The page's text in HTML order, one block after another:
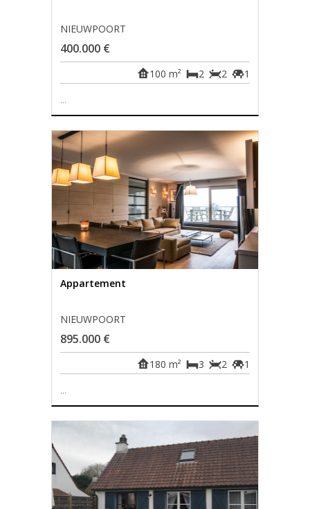
NIEUWPOORT
400.000 €
1
2
2
100 m²
...
Appartement
NIEUWPOORT
895.000 €
1
2
3
180 m²
...